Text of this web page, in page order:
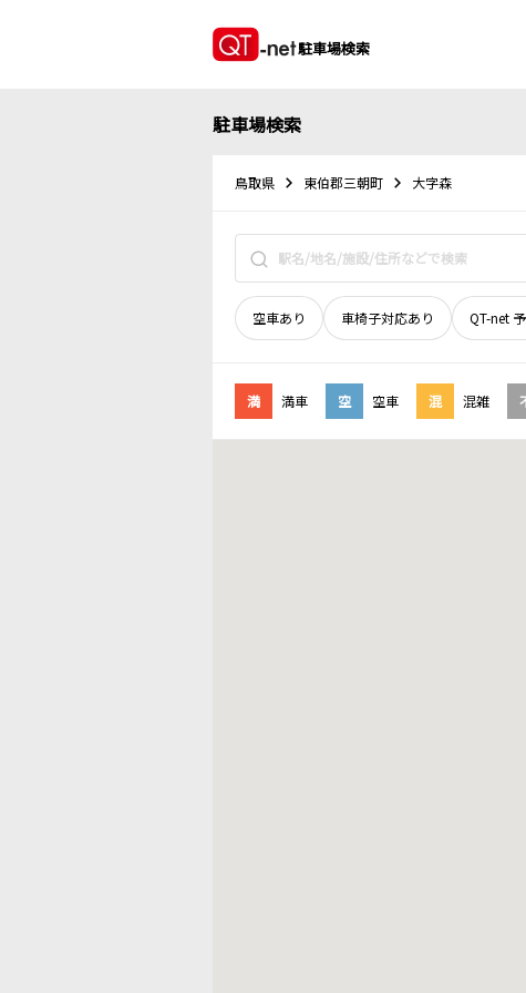
駐車場検索
駐車場検索
鳥取県 東伯郡三朝町 大字森
空車あり 車椅子対応あり QT-net
満 満車 空 空車 混 混雑